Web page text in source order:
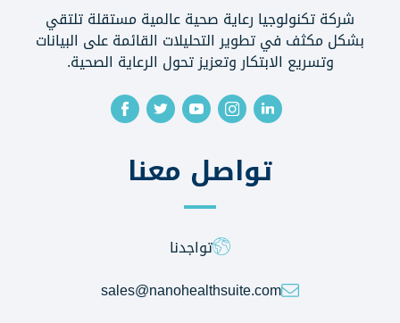
شركة تكنولوجيا رعاية صحية عالمية مستقلة تلتقي
بشكل مكثف في تطوير التحليلات القائمة على البيانات
وتسريع الابتكار وتعزيز تحول الرعاية الصحية.
تواصل معنا
تواجدنا
sales@nanohealthsuite.com